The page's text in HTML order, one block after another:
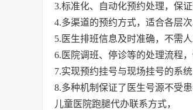
3.标准化、自动化预约处理，保
4.多渠道的预约方式，适合各层
5.医生排班信息及时准确，不需人
6.医院调班、停诊等的处理流程
7.实现预约挂号与现场挂号的系
8.多种机制保证了医生号源不受
儿童医院跑腿代办联系方式，